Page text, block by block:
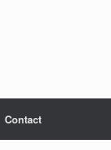
Contact